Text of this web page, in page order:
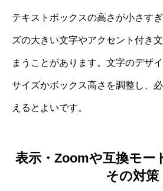
テキストボックスの高さが小さす
ズの大きい文字やアクセント付き
まうことがあります。文字のデザ
サイズかボックス高さを調整し、
えるとよいです。
表示・Zoomや互換モー
その対策